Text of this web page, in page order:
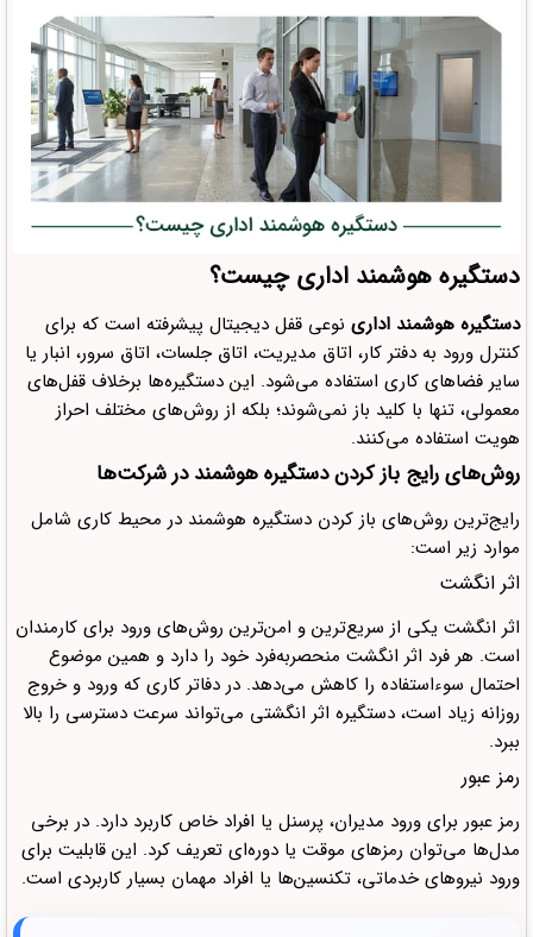
دستگیره هوشمند اداری چیست؟
دستگیره هوشمند اداری نوعی قفل دیجیتال پیشرفته است که برای
کنترل ورود به دفتر کار، اتاق مدیریت، اتاق جلسات، اتاق سرور، انبار یا
سایر فضاهای کاری استفاده می‌شود. این دستگیره‌ها برخلاف قفل‌های
معمولی، تنها با کلید باز نمی‌شوند؛ بلکه از روش‌های مختلف احراز
هویت استفاده می‌کنند.
روش‌های رایج باز کردن دستگیره هوشمند در شرکت‌ها
رایج‌ترین روش‌های باز کردن دستگیره هوشمند در محیط کاری شامل
موارد زیر است:
اثر انگشت
اثر انگشت یکی از سریع‌ترین و امن‌ترین روش‌های ورود برای کارمندان
است. هر فرد اثر انگشت منحصربه‌فرد خود را دارد و همین موضوع
احتمال سوءاستفاده را کاهش می‌دهد. در دفاتر کاری که ورود و خروج
روزانه زیاد است، دستگیره اثر انگشتی می‌تواند سرعت دسترسی را بالا
ببرد.
رمز عبور
رمز عبور برای ورود مدیران، پرسنل یا افراد خاص کاربرد دارد. در برخی
مدل‌ها می‌توان رمزهای موقت یا دوره‌ای تعریف کرد. این قابلیت برای
ورود نیروهای خدماتی، تکنسین‌ها یا افراد مهمان بسیار کاربردی است.